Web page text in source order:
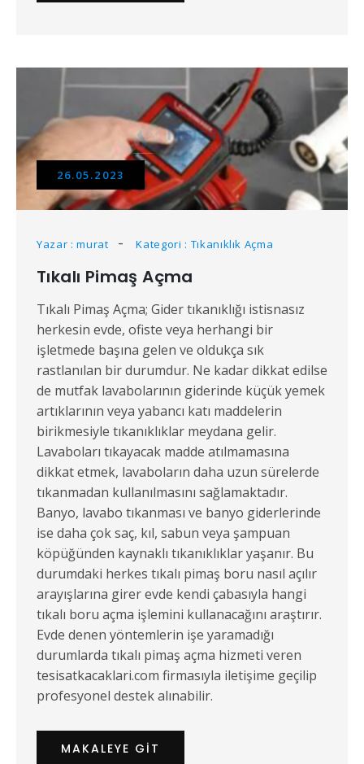
26.05.2023
Yazar : murat Kategori : Tıkanıklık Açma
Tıkalı Pimaş Açma
Tıkalı Pimaş Açma; Gider tıkanıklığı istisnasız
herkesin evde, ofiste veya herhangi bir
işletmede başına gelen ve oldukça sık
rastlanılan bir durumdur. Ne kadar dikkat edilse
de mutfak lavabolarının giderinde küçük yemek
artıklarının veya yabancı katı maddelerin
birikmesiyle tıkanıklıklar meydana gelir.
Lavaboları tıkayacak madde atılmamasına
dikkat etmek, lavaboların daha uzun sürelerde
tıkanmadan kullanılmasını sağlamaktadır.
Banyo, lavabo tıkanması ve banyo giderlerinde
ise daha çok saç, kıl, sabun veya şampuan
köpüğünden kaynaklı tıkanıklıklar yaşanır. Bu
durumdaki herkes tıkalı pimaş boru nasıl açılır
arayışlarına girer evde kendi çabasıyla hangi
tıkalı boru açma işlemini kullanacağını araştırır.
Evde denen yöntemlerin işe yaramadığı
durumlarda tıkalı pimaş açma hizmeti veren
tesisatkacaklari.com firmasıyla iletişime geçilip
profesyonel destek alınabilir.
MAKALEYE GIT